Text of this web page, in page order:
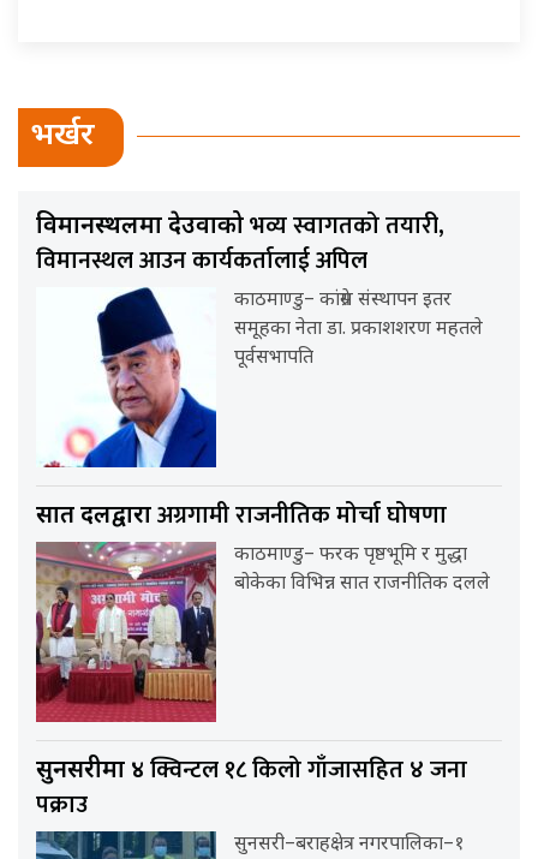
भर्खर
विमानस्थलमा देउवाकोभव्य स्वागतको तयारी,
विमानस्थल आउन कार्यकर्तालाई अपिल
काठमाण्डु– कांग्रेस संस्थापन इतर
समूहका नेता डा. प्रकाशशरण महतले
पूर्वसभापति
सात दलद्वाराअग्रगामी राजनीतिक मोर्चा घोषणा
काठमाण्डु– फरक पृष्ठभूमि र मुद्धा
बोकेका विभिन्न सात राजनीतिक दलले
सुनसरीमा ४ क्विन्टल १८ किलो गाँजासहित ४ जना
पक्राउ
सुनसरी–बराहक्षेत्र नगरपालिका–१